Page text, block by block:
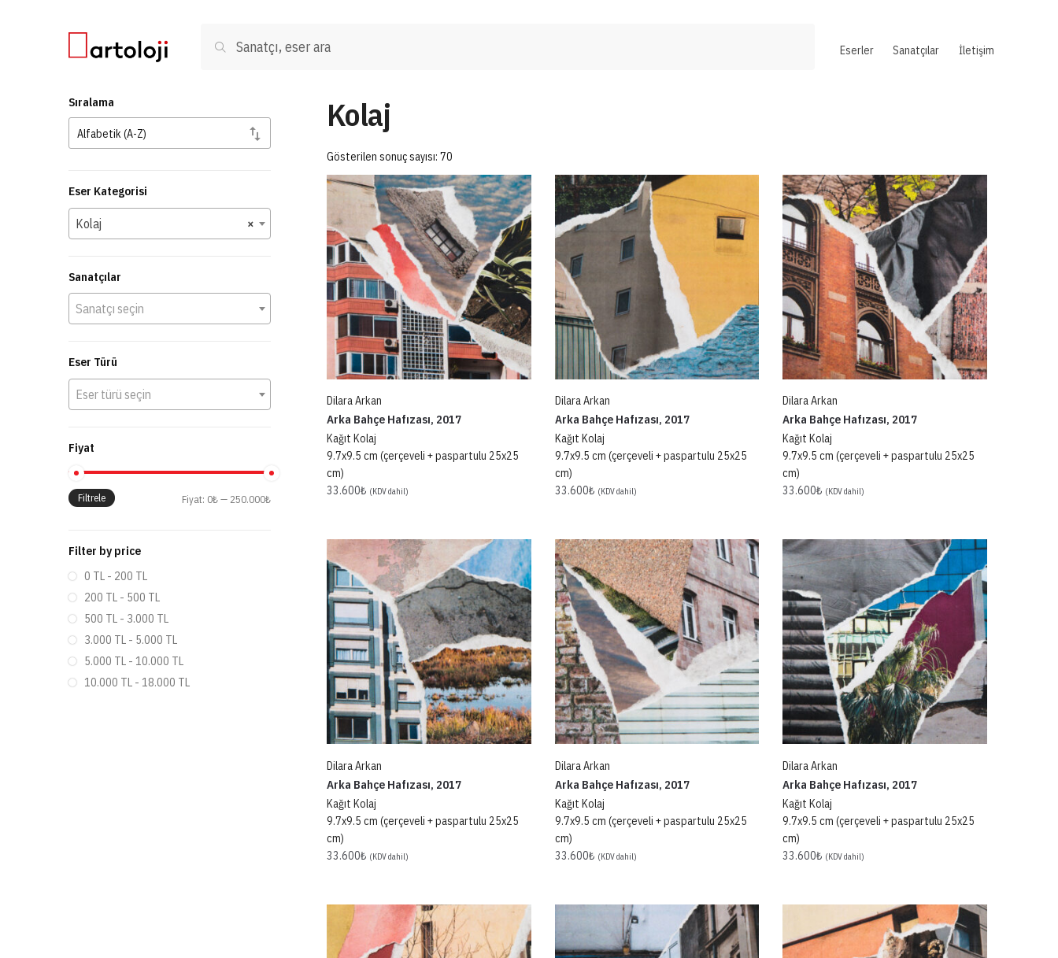
Ara
Eserler Sanatçılar İletişim
Kolaj
Gösterilen sonuç sayısı: 70
Dilara Arkan
Arka Bahçe Hafızası, 2017
Kağıt Kolaj
9.7x9.5 cm (çerçeveli + paspartulu 25x25
cm)
33.600₺ (KDV dahil)
Dilara Arkan
Arka Bahçe Hafızası, 2017
Kağıt Kolaj
9.7x9.5 cm (çerçeveli + paspartulu 25x25
cm)
33.600₺ (KDV dahil)
Dilara Arkan
Arka Bahçe Hafızası, 2017
Kağıt Kolaj
9.7x9.5 cm (çerçeveli + paspartulu 25x25
cm)
33.600₺ (KDV dahil)
Dilara Arkan
Arka Bahçe Hafızası, 2017
Kağıt Kolaj
9.7x9.5 cm (çerçeveli + paspartulu 25x25
cm)
33.600₺ (KDV dahil)
Dilara Arkan
Arka Bahçe Hafızası, 2017
Kağıt Kolaj
9.7x9.5 cm (çerçeveli + paspartulu 25x25
cm)
33.600₺ (KDV dahil)
Dilara Arkan
Arka Bahçe Hafızası, 2017
Kağıt Kolaj
9.7x9.5 cm (çerçeveli + paspartulu 25x25
cm)
33.600₺ (KDV dahil)
Sıralama
Eser Kategorisi
×
Kolaj
Sanatçılar
Sanatçı seçin
Eser Türü
Eser türü seçin
Fiyat
Filtrele Fiyat: 0₺— 250.000₺
Filter by price
0 TL - 200 TL
200 TL - 500 TL
500 TL - 3.000 TL
3.000 TL - 5.000 TL
5.000 TL - 10.000 TL
10.000 TL - 18.000 TL